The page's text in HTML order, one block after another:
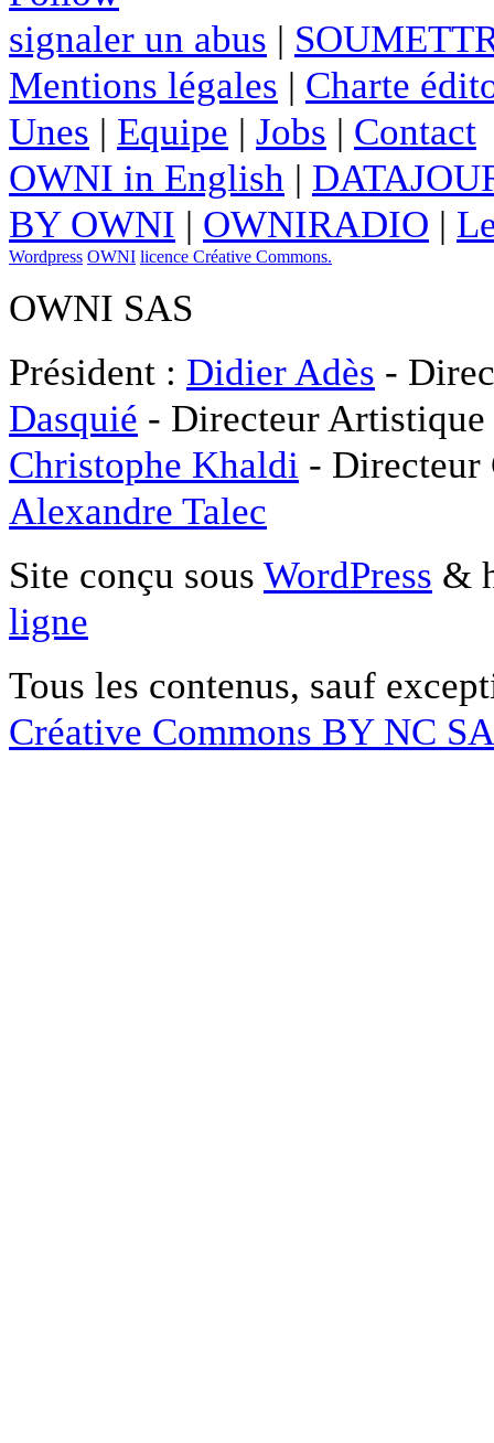
signaler un abus |
Mentions légales | Charte
Unes | Equipe | Jobs | Contact
OWNI in English |
BY OWNI | OWNIRADIO |
Wordpress OWNI licence Créative Commons.
OWNI SAS
Président : Didier Adès -
Dasquié - Directeur
Christophe Khaldi -
Alexandre Talec
Site conçu sous WordPress &
ligne
Tous les contenus, sauf
Créative Commons BY NC SA